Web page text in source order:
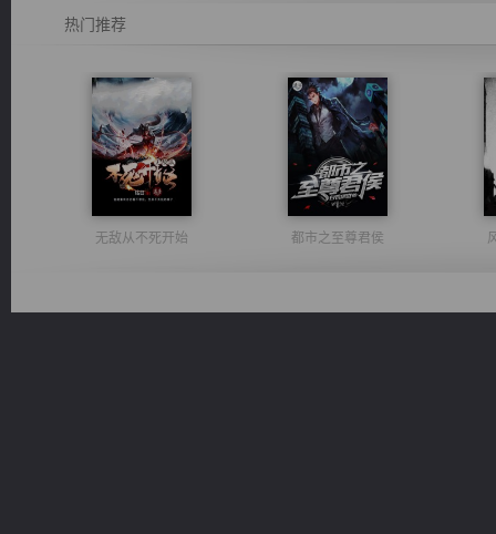
热门推荐
无敌从不死开始 都市之至尊君侯